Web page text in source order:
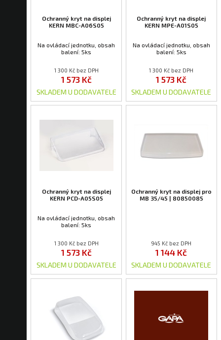
Ochranný kryt na displej
KERN MBC-A06S05
Na ovládací jednotku, obsah
balení: 5ks
1 300 Kč bez DPH
1 573 Kč
SKLADEM U DODAVATELE
Ochranný kryt na displej
KERN MPE-A01S05
Na ovládací jednotku, obsah
balení: 5ks
1 300 Kč bez DPH
1 573 Kč
SKLADEM U DODAVATELE
Ochranný kryt na displej
KERN PCD-A05S05
Na ovládací jednotku, obsah
balení: 5ks
1 300 Kč bez DPH
1 573 Kč
SKLADEM U DODAVATELE
Ochranný kryt na displej pro
MB 35/45 | 80850085
945 Kč bez DPH
1 144 Kč
SKLADEM U DODAVATELE